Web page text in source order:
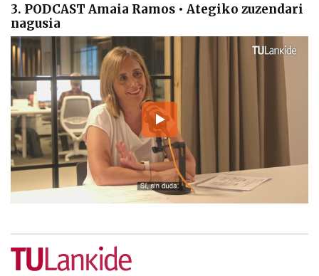
3. PODCAST Amaia Ramos • Ategiko zuzendari
nagusia